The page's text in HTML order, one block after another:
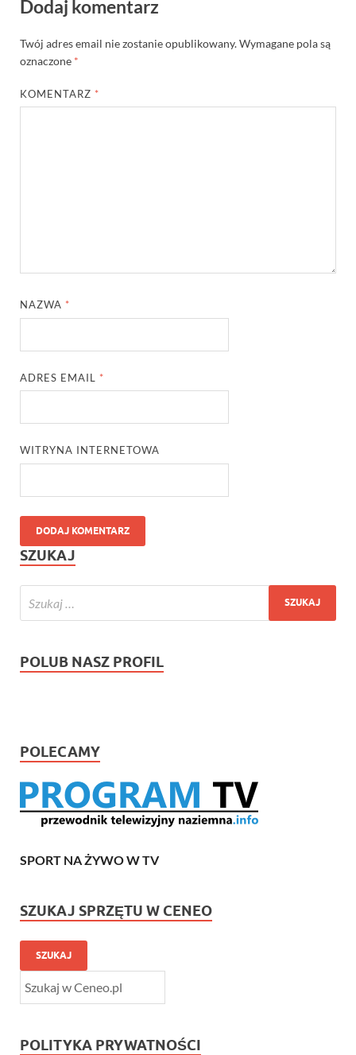
Dodaj komentarz
Twój adres email nie zostanie opublikowany.Wymagane pola są
oznaczone *
KOMENTARZ *
NAZWA *
ADRES EMAIL *
WITRYNA INTERNETOWA
SZUKAJ
POLUB NASZ PROFIL
POLECAMY
SPORT NA ŻYWO W TV
SZUKAJ SPRZĘTU W CENEO
SZUKAJ
POLITYKA PRYWATNOŚCI